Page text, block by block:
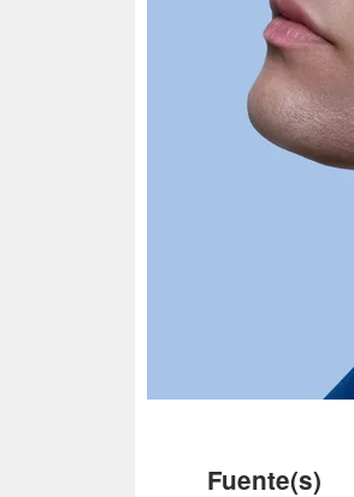
Fuente(s)